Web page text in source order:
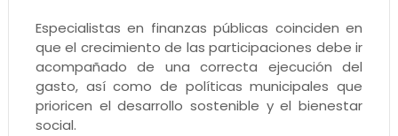
Especialistas en finanzas públicas coinciden en
que el crecimiento de las participaciones debe ir
acompañado de una correcta ejecución del
gasto, así como de políticas municipales que
prioricen el desarrollo sostenible y el bienestar
social.